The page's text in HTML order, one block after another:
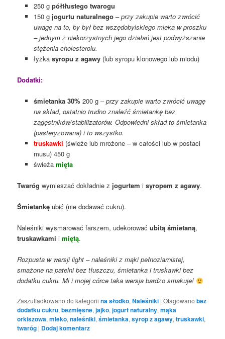
250 g półtłustego twarogu
150 gjogurtu naturalnego –przy zakupie warto zwrócić
uwagę na to, by był bez wszędobylskiego mleka w proszku
– jednym z niekorzystnych jego działań jest podwyższanie
stężenia cholesterolu.
łyżka syropu z agawy (lub syropu klonowego lub miodu)
Dodatki:
śmietanka 30%200 g –przy zakupie warto zwrócić uwagę
na skład, ostatnio trudno znaleźć śmietankę bez
zagęstników/stabilizatorów. Odpowiedni skład to śmietanka
(pasteryzowana) i to wszystko.
truskawki (świeże lub mrożone – w całości lub w postaci
musu) 450 g
świeża mięta
Twaróg wymieszać dokładnie z jogurtem isyropem z agawy.
Śmietankę ubić (nie dodawać cukru).
Naleśniki wysmarować farszem, udekorowaćubitą śmietaną,
truskawkamii miętą.
Rozpusta w wersji light – naleśniki z mąki pełnoziarnistej,
smażone na patelni bez tłuszczu, śmietanka i truskawki bez
dodatku cukru. Mi i mojej córce taka wersja bardzo smakuje!
Zaszufladkowano do kategorii na słodko,Naleśniki |Otagowano bez
dodatku cukru,bezmięsne,jajko,jogurt naturalny,mąka
orkiszowa,mleko,naleśniki,śmietanka,syrop z agawy,truskawki,
twaróg | Dodaj komentarz